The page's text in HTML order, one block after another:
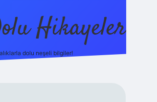
Hikayeler
dolu neşeli bilgiler!